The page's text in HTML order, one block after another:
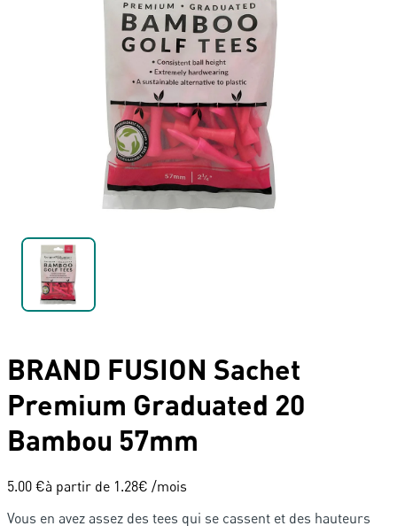
BRAND FUSION Sachet
Premium Graduated 20
Bambou 57mm
5.00 €à partir de 1.28€ /mois
Vous en avez assez des tees qui se cassent et des hauteurs